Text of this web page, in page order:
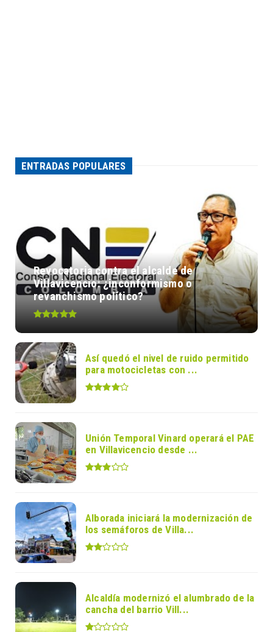
ENTRADAS POPULARES
Revocatoria contra el alcalde de
Villavicencio: ¿inconformismo o
revanchismo político?
Así quedó el nivel de ruido permitido
para motocicletas con ...
Unión Temporal Vinard operará el PAE
en Villavicencio desde ...
Alborada iniciará la modernización de
los semáforos de Villa...
Alcaldía modernizó el alumbrado de la
cancha del barrio Vill...